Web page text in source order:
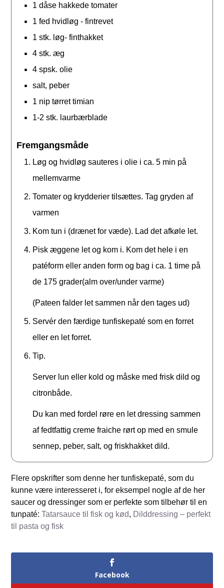
1 dåse hakkede tomater
1 fed hvidløg - fintrevet
1 stk. løg- finthakket
4 stk. æg
4 spsk. olie
salt, peber
1 nip tørret timian
1-2 stk. laurbærblade
Fremgangsmåde
Løg og hvidløg sauteres i olie i ca. 5 min på
mellemvarme
Tomater og krydderier tilsættes. Tag gryden af
varmen
Kom tun i (drænet for væde). Lad det afkøle let.
Pisk æggene let og kom i. Kom det hele i en
patéform eller anden form og bag i ca. 1 time på
de 175 grader(alm over/under varme)
(Pateen falder let sammen når den tages ud)
Servér den færdige tunfiskepaté som en forret
eller en let forret.
Tip.
Server lun eller kold og måske med frisk dild og
citronbåde.
Du kan med fordel røre en let dressing sammen
af fedtfattig creme fraiche rørt op med en smule
sennep, peber, salt, og friskhakket dild.
Flere opskrifter som denne her tunfiskepaté, som du
kunne være interesseret i, for eksempel nogle af de her
saucer og dressinger som er perfekte som tilbehør til en
tunpaté:Tatarsauce til fisk og kød, Dilddressing – perfekt
til pasta og fisk
Facebook